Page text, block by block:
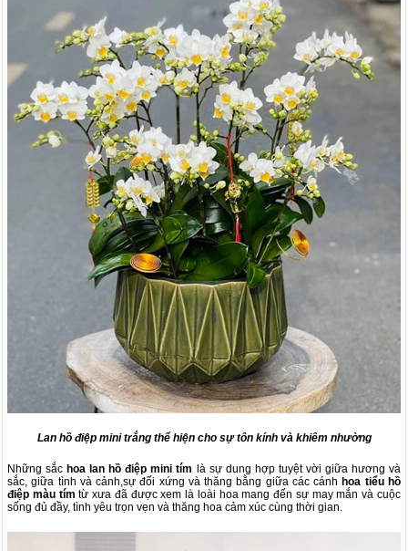
Lan hồ điệp mini trắng thể hiện cho sự tôn kính và khiêm nhường
Những sắc hoa lan hồ điệp mini tím
là sự dung hợp tuyệt vời giữa hương và
sắc, giữa tình và cảnh,sự đối xứng và thăng bằng giữa các cánh hoa tiểu hồ
điệp màu tím từ xưa đã được xem là loài hoa mang đến sự may mắn và cuộc
sống đủ đầy, tình yêu trọn vẹn và thăng hoa cảm xúc cùng thời gian.